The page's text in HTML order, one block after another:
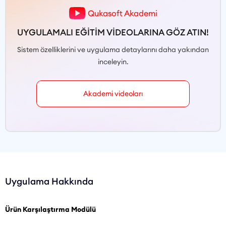
Qukasoft Akademi
UYGULAMALI EĞİTİM VİDEOLARINA GÖZ ATIN!
Sistem özelliklerini ve uygulama detaylarını daha yakından
inceleyin.
Akademi videoları
Uygulama Hakkında
Ürün Karşılaştırma Modülü